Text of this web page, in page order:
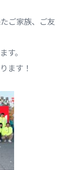
ご家族、ご友
す。
ます！